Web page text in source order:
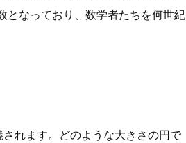
となっており、数学者たちを何世紀
れます。どのような大きさの円で